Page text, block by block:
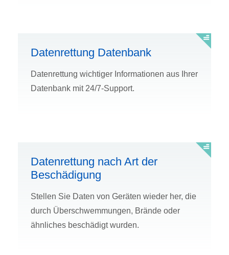
Datenrettung Datenbank
Datenrettung wichtiger Informationen aus Ihrer
Datenbank mit 24/7-Support.
Datenrettung nach Art der
Beschädigung
Stellen Sie Daten von Geräten wieder her, die
durch Überschwemmungen, Brände oder
ähnliches beschädigt wurden.